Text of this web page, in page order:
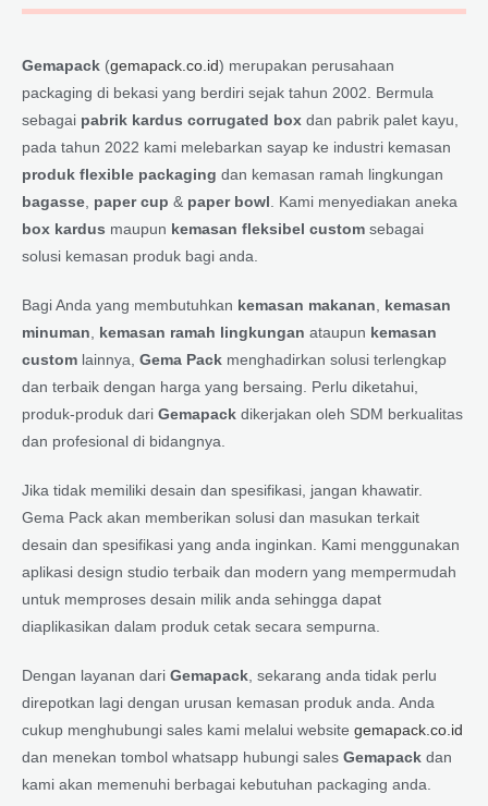
Gemapack (gemapack.co.id) merupakan perusahaan
packaging di bekasi yang berdiri sejak tahun 2002. Bermula
sebagai pabrik kardus corrugated box dan pabrik palet kayu,
pada tahun 2022 kami melebarkan sayap ke industri kemasan
produk flexible packaging dan kemasan ramah lingkungan
bagasse paper cup & paper bowl . Kami menyediakan aneka
box kardus maupun kemasan fleksibel custom sebagai
solusi kemasan produk bagi anda.
Bagi Anda yang membutuhkan kemasan makanan
kemasan
minuman
kemasan ramah lingkungan ataupun kemasan
custom lainnya, Gema Pack menghadirkan solusi terlengkap
dan terbaik dengan harga yang bersaing. Perlu diketahui,
produk-produk dari Gemapack dikerjakan oleh SDM berkualitas
dan profesional di bidangnya.
Jika tidak memiliki desain dan spesifikasi, jangan khawatir.
Gema Pack akan memberikan solusi dan masukan terkait
desain dan spesifikasi yang anda inginkan. Kami menggunakan
aplikasi design studio terbaik dan modern yang mempermudah
untuk memproses desain milik anda sehingga dapat
diaplikasikan dalam produk cetak secara sempurna.
Dengan layanan dari Gemapack , sekarang anda tidak perlu
direpotkan lagi dengan urusan kemasan produk anda. Anda
cukup menghubungi sales kami melalui website gemapack.co.id
dan menekan tombol whatsapp hubungi sales Gemapack dan
kami akan memenuhi berbagai kebutuhan packaging anda.